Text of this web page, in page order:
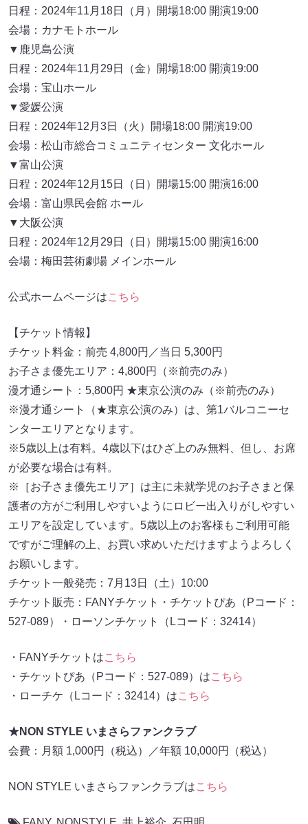
日程：2024年11月18日（月）開場18:00 開演19:00
会場：カナモトホール
▼鹿児島公演
日程：2024年11月29日（金）開場18:00 開演19:00
会場：宝山ホール
▼愛媛公演
日程：2024年12月3日（火）開場18:00 開演19:00
会場：松山市総合コミュニティセンター 文化ホール
▼富山公演
日程：2024年12月15日（日）開場15:00 開演16:00
会場：富山県民会館 ホール
▼大阪公演
日程：2024年12月29日（日）開場15:00 開演16:00
会場：梅田芸術劇場 メインホール
公式ホームページはこちら
【チケット情報】
チケット料金：前売 4,800円／当日 5,300円
お子さま優先エリア：4,800円（※前売のみ）
漫才通シート：5,800円 ★東京公演のみ（※前売のみ）
※漫才通シート（★東京公演のみ）は、第1バルコニーセ
ンターエリアとなります。
※5歳以上は有料。4歳以下はひざ上のみ無料、但し、お席
が必要な場合は有料。
※［お子さま優先エリア］は主に未就学児のお子さまと保
護者の方がご利用しやすいようにロビー出入りがしやすい
エリアを設定しています。5歳以上のお客様もご利用可能
ですがご理解の上、お買い求めいただけますようよろしく
お願いします。
チケット一般発売：7月13日（土）10:00
チケット販売：FANYチケット・チケットぴあ（Pコード：
527-089）・ローソンチケット（Lコード：32414）
・FANYチケットはこちら
・チケットぴあ（Pコード：527-089）はこちら
・ローチケ（Lコード：32414）はこちら
★NON STYLE いまさらファンクラブ
会費：月額 1,000円（税込）／年額 10,000円（税込）
NON STYLE いまさらファンクラブはこちら